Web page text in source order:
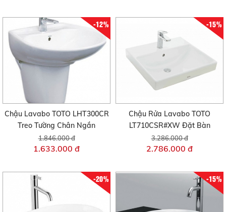
-12%
Chậu Lavabo TOTO LHT300CR
Treo Tường Chân Ngắn
1.846.000 đ
1.633.000 đ
-15%
Chậu Rửa Lavabo TOTO
LT710CSR#XW Đặt Bàn
3.286.000 đ
2.786.000 đ
-20% -15%